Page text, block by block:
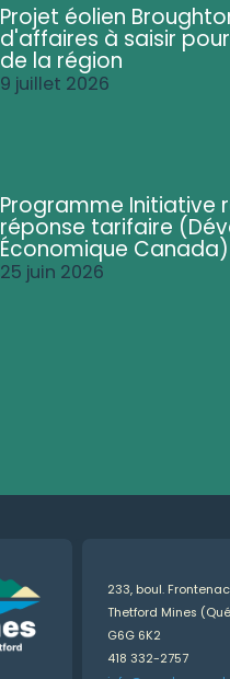
Projet éolien
d'affaires à saisir
de la région
9 juillet 2026
Programme Initiative
réponse tarifaire
Économique Canada)
25 juin 2026
233, boul.
Thetford Mines
G6G 6K2
418 332-2757